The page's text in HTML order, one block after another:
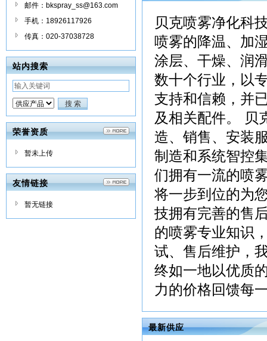
邮件：bkspray_ss@163.com
手机：18926117926
传真：020-37038728
站内搜索
荣誉资质
暂未上传
友情链接
暂无链接
贝克喷雾净化科
喷雾的降温、加
涂层、干燥、润
数十个行业，以
支持和信赖，并
及相关配件。 贝
造、销售、安装
制造和系统智控
们拥有一流的喷
将一步到位的为
技拥有完善的售
的喷雾专业知识
试、售后维护，
终如一地以优质
力的价格回馈每
最新供应